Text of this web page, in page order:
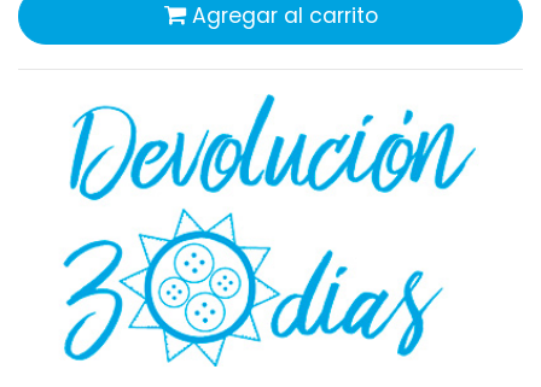
Agregar al carrito